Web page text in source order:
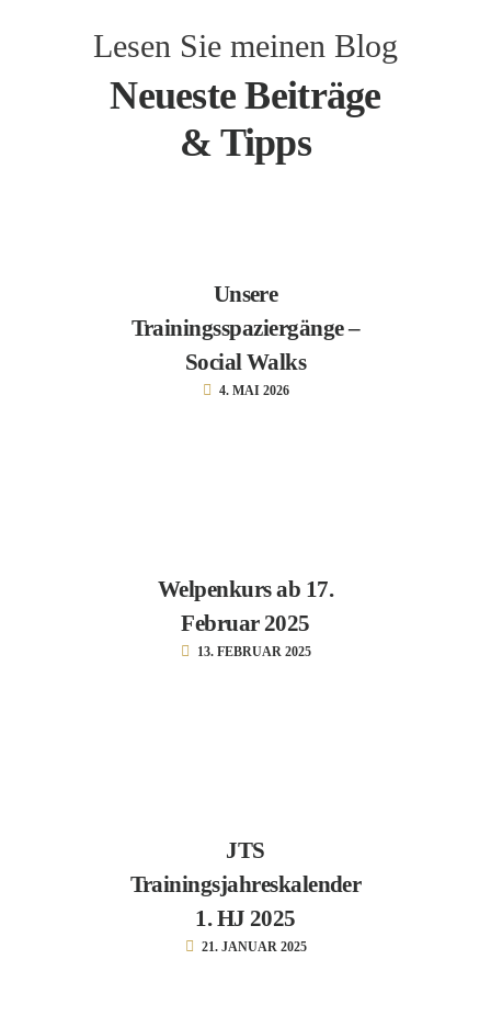
Lesen Sie meinen Blog
Neueste Beiträge
& Tipps
Unsere
Trainingsspaziergänge –
Social Walks
4. MAI 2026
Welpenkurs ab 17.
Februar 2025
13. FEBRUAR 2025
JTS
Trainingsjahreskalender
1. HJ 2025
21. JANUAR 2025